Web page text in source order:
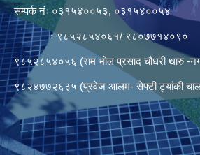
सम्पर्क नंः ०३१५४००५३, ०३१५४००५४
ः ९८५२८५४०६१/ ९८०७७१४०९०
९८५२८५४०५६ (राम भोल प्रसाद चौधरी थारु -
९८२४७७२६३५ (प्रवेज आलम- सेफ्टी ट्यांकी